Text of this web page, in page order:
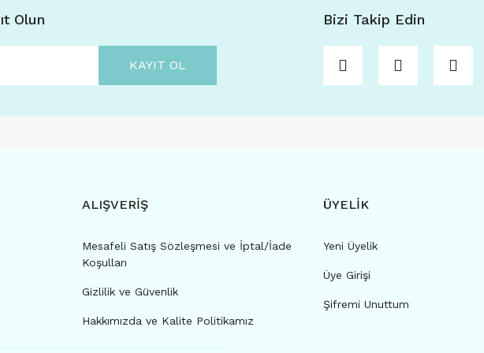
RENK SEÇENEKLERİ İLE) C08
Sepete Ekle
Olun
KAYIT OL
Bizi Takip Edin
ALIŞVERİŞ
Mesafeli Satış Sözleşmesi ve İptal/İade
Koşulları
Gizlilik ve Güvenlik
Hakkımızda ve Kalite Politikamız
ÜYELİK
Yeni Üyelik
Üye Girişi
Şifremi Unuttum